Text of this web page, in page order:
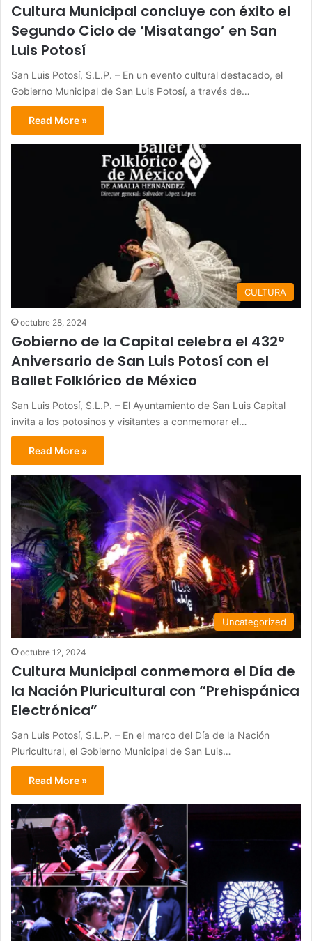
Cultura Municipal concluye con éxito el
Segundo Ciclo de ‘Misatango’ en San
Luis Potosí
San Luis Potosí, S.L.P. – En un evento cultural destacado, el
Gobierno Municipal de San Luis Potosí, a través de…
Read More »
CULTURA
octubre 28, 2024
Gobierno de la Capital celebra el 432º
Aniversario de San Luis Potosí con el
Ballet Folklórico de México
San Luis Potosí, S.L.P. – El Ayuntamiento de San Luis Capital
invita a los potosinos y visitantes a conmemorar el…
Read More »
Uncategorized
octubre 12, 2024
Cultura Municipal conmemora el Día de
la Nación Pluricultural con “Prehispánica
Electrónica”
San Luis Potosí, S.L.P. – En el marco del Día de la Nación
Pluricultural, el Gobierno Municipal de San Luis…
Read More »